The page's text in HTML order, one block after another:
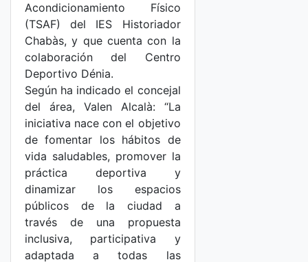
Acondicionamiento Físico
(TSAF) del IES Historiador
Chabàs, y que cuenta con la
colaboración del Centro
Deportivo Dénia.
Según ha indicado el concejal
del área, Valen Alcalà: “La
iniciativa nace con el objetivo
de fomentar los hábitos de
vida saludables, promover la
práctica deportiva y
dinamizar los espacios
públicos de la ciudad a
través de una propuesta
inclusiva, participativa y
adaptada a todas las